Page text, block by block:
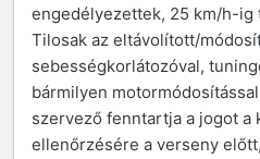
engedélyezettek, 25 km/h-ig
Tilosak az eltávolított/
sebességkorlátozóval,
bármilyen
szervező fenntartja a jogot a
ellenőrzésére a verseny